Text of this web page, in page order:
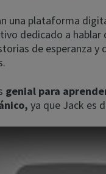
una plataforma
dedicado a hablar
de esperanza y
genial para
ya que Jack es